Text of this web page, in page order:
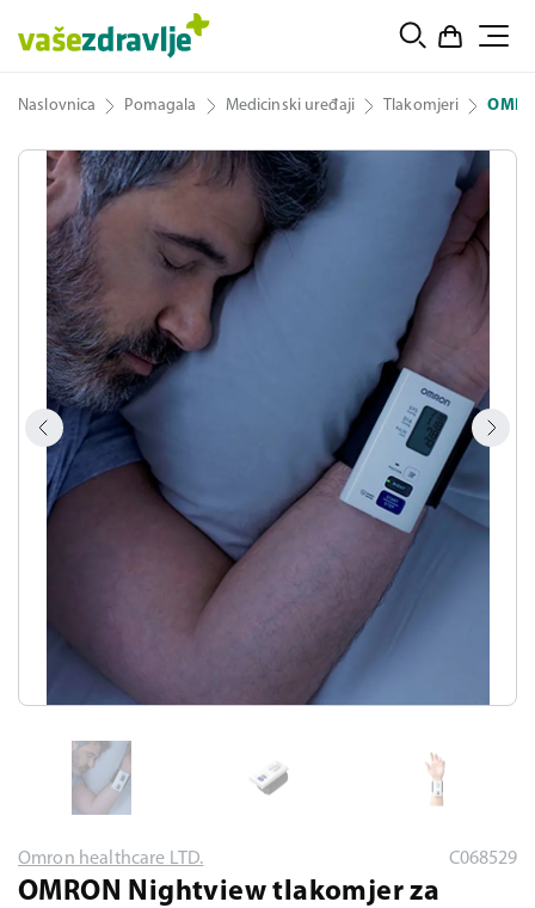
Naslovnica Pomagala Medicinski uređaji Tlakomjeri
Omron healthcare LTD. C068529
OMRON Nightview tlakomjer za